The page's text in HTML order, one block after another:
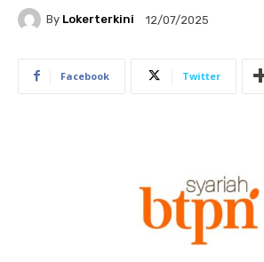
By Lokerterkini 12/07/2025
Facebook Twitter